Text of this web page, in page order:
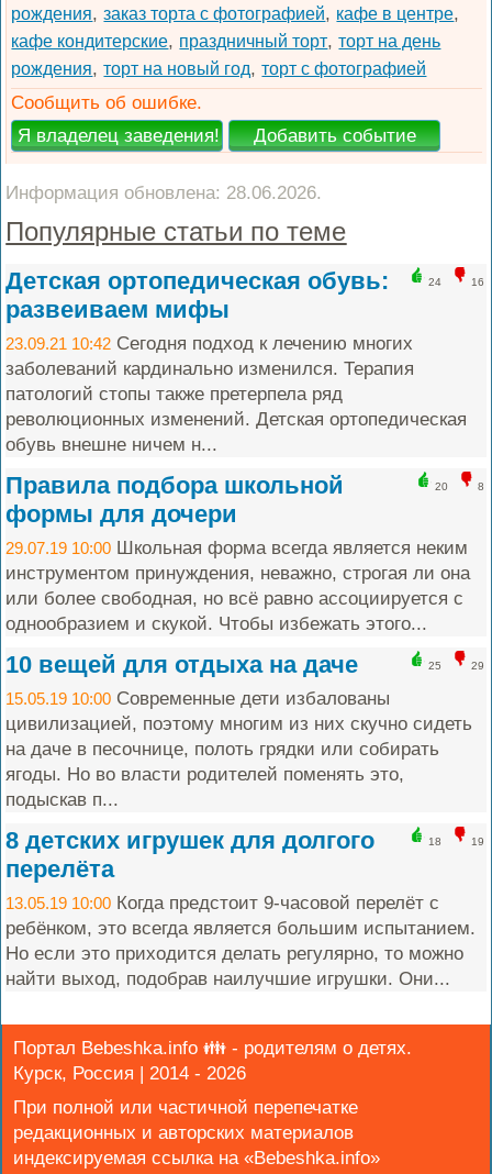
рождения,заказ торта с фотографией, кафе в центре,
кафе кондитерские, праздничный торт,торт на день
рождения,торт на новый год,торт с фотографией
Сообщить об ошибке.
Информация обновлена: 28.06.2026.
Популярные статьи по теме
24 16
Детская ортопедическая обувь:
развеиваем мифы
23.09.21 10:42 Сегодня подход к лечению многих
заболеваний кардинально изменился. Терапия
патологий стопы также претерпела ряд
революционных изменений. Детская ортопедическая
обувь внешне ничем н...
20 8
Правила подбора школьной
формы для дочери
29.07.19 10:00 Школьная форма всегда является неким
инструментом принуждения, неважно, строгая ли она
или более свободная, но всё равно ассоциируется с
однообразием и скукой. Чтобы избежать этого...
25 29
10 вещей для отдыха на даче
15.05.19 10:00 Современные дети избалованы
цивилизацией, поэтому многим из них скучно сидеть
на даче в песочнице, полоть грядки или собирать
ягоды. Но во власти родителей поменять это,
подыскав п...
18 19
8 детских игрушек для долгого
перелёта
13.05.19 10:00 Когда предстоит 9-часовой перелёт с
ребёнком, это всегда является большим испытанием.
Но если это приходится делать регулярно, то можно
найти выход, подобрав наилучшие игрушки. Они...
Портал Bebeshka.info 👪 - родителям о детях.
Курск, Россия | 2014 - 2026
При полной или частичной перепечатке
редакционных и авторских материалов
индексируемая ссылка на «Bebeshka.info»